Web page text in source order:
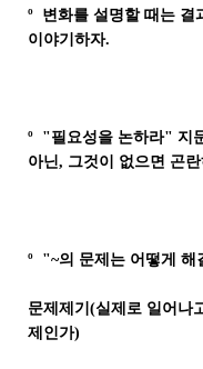
º 변화를 설명할 때는 결
이야기하자.
º "필요성을 논하라" 지
아닌, 그것이 없으면 곤
º "~의 문제는 어떻게 해
문제제기(실제로 일어나
제인가)